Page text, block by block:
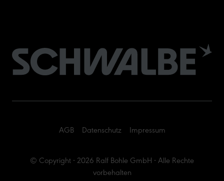
© Copyright - 2026 Ralf Bohle GmbH - Alle Rechte
vorbehalten
AGB Datenschutz Impressum